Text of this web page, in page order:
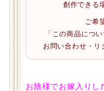
創作できる
ご希
「この商品につ
お問い合わせ・リ
お陰様でお嫁入りし